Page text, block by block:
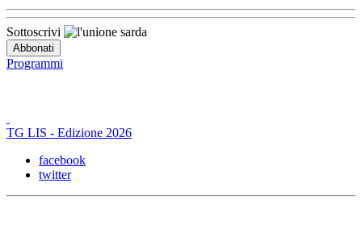
Sottoscrivi
Programmi
TG LIS - Edizione 2026
facebook
twitter